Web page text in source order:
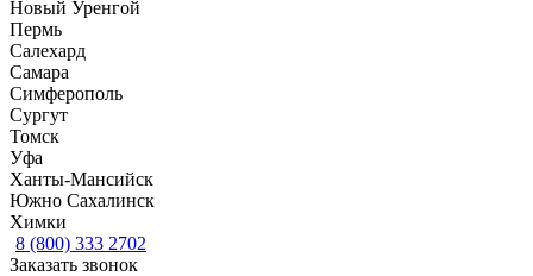
Новый Уренгой
Пермь
Салехард
Самара
Симферополь
Сургут
Томск
Уфа
Ханты-Мансийск
Южно Сахалинск
Химки
8 (800) 333 2702
Заказать звонок